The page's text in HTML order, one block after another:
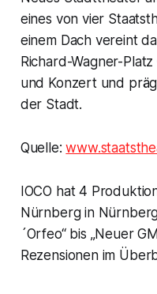
eines von vier
einem Dach vereint
Richard-Wagner-
und Konzert und
der Stadt.
Quelle:
IOCO hat 4
Nürnberg in
´Orfeo“ bis „Neuer
Rezensionen im